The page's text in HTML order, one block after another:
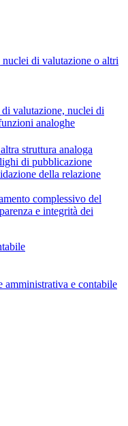
di valutazione o altri
valutazione, nuclei di
analoghe
struttura analoga
di pubblicazione
della relazione
complessivo del
e integrità dei
e contabile